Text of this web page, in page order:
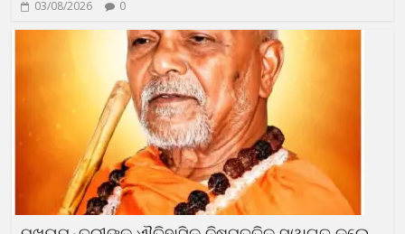
03/08/2026 0